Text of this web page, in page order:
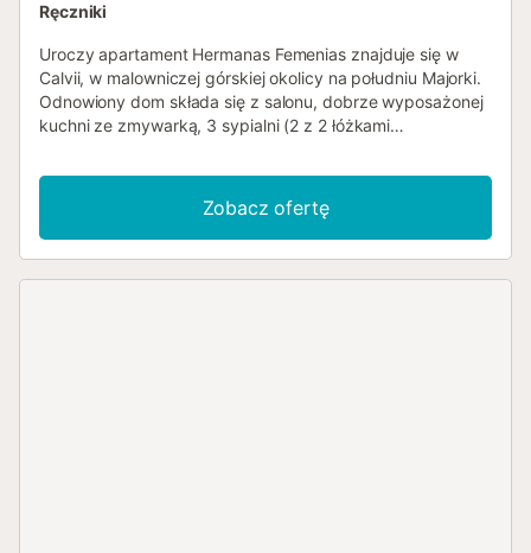
Ręczniki
Uroczy apartament Hermanas Femenias znajduje się w
Calvii, w malowniczej górskiej okolicy na południu Majorki.
Odnowiony dom składa się z salonu, dobrze wyposażonej
kuchni ze zmywarką, 3 sypialni (2 z 2 łóżkami
2 łazienek i może pomieścić 6 osób. Dodatkowe
udogodnienia obejmują Wi-Fi, klimatyzację, telewizor,
konsolę do gier, łóżeczko dziecięce i krzesełko do
karmienia. Z otwartego tarasu otaczającego apartament
Zobacz ofertę